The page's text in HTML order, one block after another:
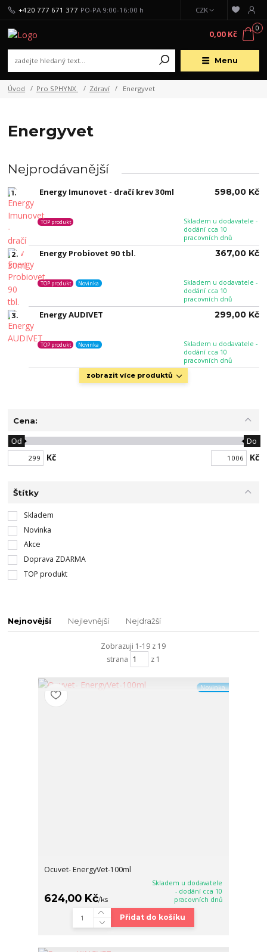
Menu
CZK
+420 777 671 377 PO-PA 9:00-16:00 h
0
0,00 Kč
Úvod Pro SPHYNX Zdraví Energyvet
Energyvet
Nejprodávanější
1. Energy Imunovet - dračí krev 30ml
Skladem u dodavatele -
dodání cca 10
pracovních dnů
TOP produkt
598,00 Kč
2. Energy Probiovet 90 tbl.
Skladem u dodavatele -
dodání cca 10
pracovních dnů
TOP produkt Novinka
367,00 Kč
3. Energy AUDIVET
Skladem u dodavatele -
dodání cca 10
pracovních dnů
TOP produkt Novinka
299,00 Kč
zobrazit více produktů
Cena:
Kč
Od Do
Kč
Štítky
Skladem
Novinka
Akce
Doprava ZDARMA
TOP produkt
Nejnovější Nejlevnější Nejdražší
Zobrazuji 1-19 z 19
strana
z 1
Novinka
Ocuvet- EnergyVet-100ml
624,00 Kč/ks
Skladem u dodavatele
- dodání cca 10
pracovních dnů
Přidat do košíku